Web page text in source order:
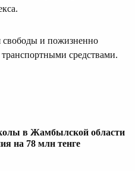
свободы и пожизненно
средствами.
в Жамбылской области
на 78 млн тенге